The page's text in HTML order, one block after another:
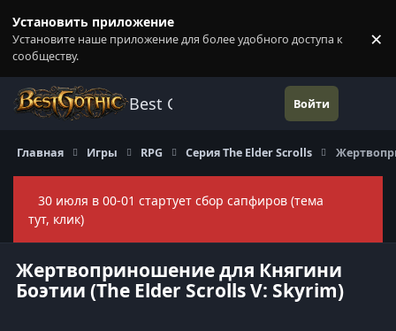
Установить приложение
Установите наше приложение для более удобного доступа к
сообществу.
×
Best Gothic Forums Войти
Главная Игры RPG Серия The Elder Scrolls
30 июля в 00-01 стартует сбор сапфиров (тема
тут, клик)
Жертвоприношение для Княгини
Боэтии (The Elder Scrolls V: Skyrim)